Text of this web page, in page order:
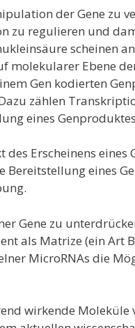
der Gene zu
zu regulieren und
scheinen
molekularer Ebene
Gen kodierten
zählen
eines
Erscheinens
eines
Gene zu
als Matrize (ein Art
MicroRNAs die
wirkende